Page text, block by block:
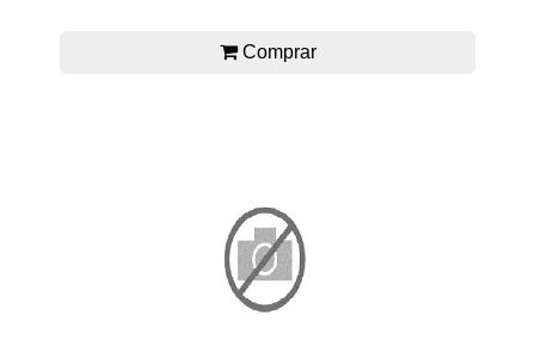
Comprar